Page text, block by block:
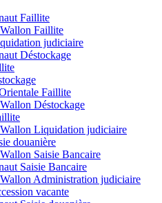
Faillite
Faillite
judiciaire
Déstockage
Faillite
Déstockage
Wallon Liquidation judiciaire
douanière
Saisie Bancaire
Saisie Bancaire
Administration judiciaire
vacante